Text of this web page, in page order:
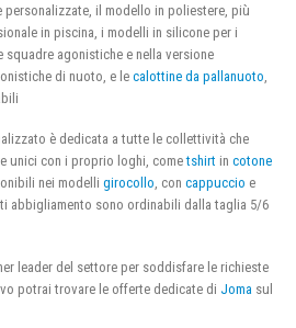
il modello in poliestere, più
in piscina, i modelli in silicone per i
agonistiche e nella versione
di nuoto, e le calottine da pallanuoto
è dedicata a tutte le collettività che
unici con i proprio loghi, cometshirt in cotone
nei modelli girocollo , con cappuccio e
abbigliamento sono ordinabili dalla taglia 5/6
leader del settore per soddisfare le richieste
potrai trovare le offerte dedicate di Joma sul